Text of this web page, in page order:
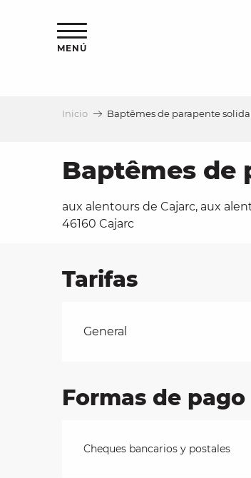
MENÚ
Inicio Baptêmes de parapente
Baptêmes de
aux alentours de Cajarc, aux
46160 Cajarc
Tarifas
Tarifas 2026
General
Formas de pago
Cheques bancarios y postales